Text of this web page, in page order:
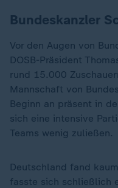
Bundeskanzler
Vor den Augen von
DOSB-Präsident
rund 15.000
Mannschaft von
Beginn an präsent in
sich eine intensive
Teams wenig zuließen.
Deutschland fand
fasste sich schließlich